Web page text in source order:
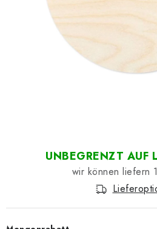
Datenschutzerklärung
UNBEGRENZT AUF